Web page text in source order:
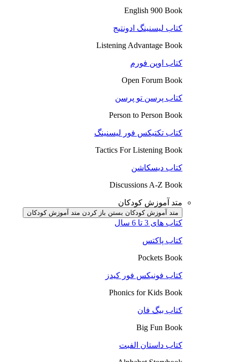
English 900 Book
کتاب لیسنینگ ادونتیج
Listening Advantage Book
کتاب اوپن فورم
Open Forum Book
کتاب پرسن تو پرسن
Person to Person Book
کتاب تکتیکس فور لیسنینگ
Tactics For Listening Book
کتاب دیسکاشن
Discussions A-Z Book
متد آموزش کودکان
متد آموزش کودکان بستن باز کردن متد آموزش کودکان
کتاب های 3 تا 6 سال
کتاب پاکتس
Pockets Book
کتاب فونیکس فور کیدز
Phonics for Kids Book
کتاب بیگ فان
Big Fun Book
کتاب داستان الفبت